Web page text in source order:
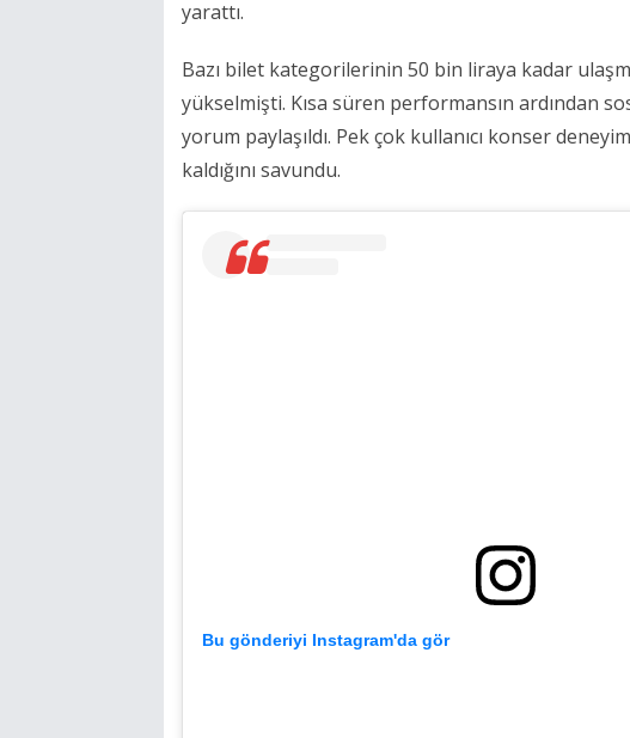
yarattı.
Bazı bilet kategorilerinin 50 bin liraya kadar
yükselmişti. Kısa süren performansın ardından
yorum paylaşıldı. Pek çok kullanıcı konser
kaldığını savundu.
Bu gönderiyi Instagram'da gör